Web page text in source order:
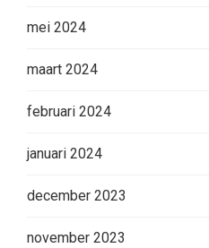
mei 2024
maart 2024
februari 2024
januari 2024
december 2023
november 2023